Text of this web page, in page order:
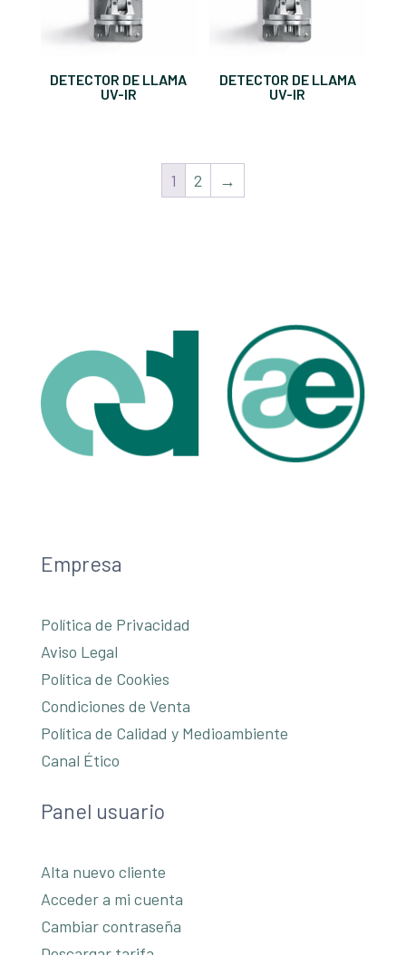
DETECTOR DE LLAMA
UV-IR
DETECTOR DE LLAMA
UV-IR
1 2 →
Empresa
Política de Privacidad
Aviso Legal
Política de Cookies
Condiciones de Venta
Política de Calidad y Medioambiente
Canal Ético
Panel usuario
Alta nuevo cliente
Acceder a mi cuenta
Cambiar contraseña